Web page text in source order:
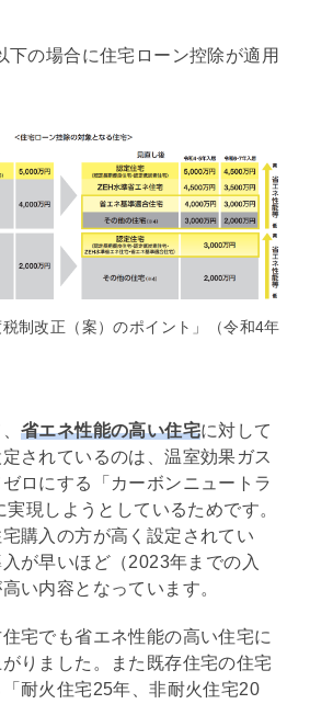
下の場合に住宅ローン控除が適用
制改正（案）のポイント」（令和4年
省エネ性能の高い住宅に対して
されているのは、温室効果ガス
ロにする「カーボンニュートラ
現しようとしているためです。
購入の方が高く設定されてい
が早いほど（2023年までの入
い内容となっています。
宅でも省エネ性能の高い住宅に
りました。また既存住宅の住宅
耐火住宅25年、非耐火住宅20